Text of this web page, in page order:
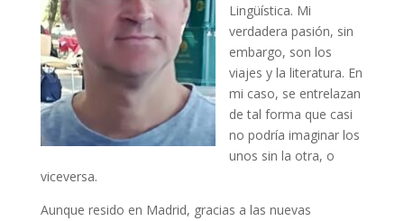
Lingüística. Mi
verdadera pasión, sin
embargo, son los
viajes y la literatura. En
mi caso, se entrelazan
de tal forma que casi
no podría imaginar los
unos sin la otra, o
viceversa.
Aunque resido en Madrid, gracias a las nuevas